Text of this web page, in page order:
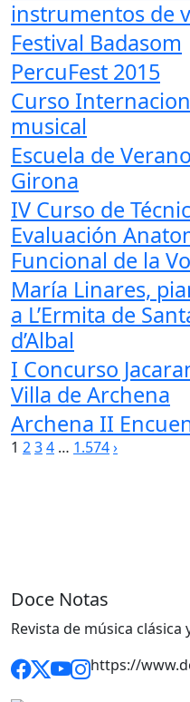
instrumentos de
Festival Badasom
PercuFest 2015
Curso
musical
Escuela de
Girona
IV Curso de
Evaluación
Funcional de la
María Linares,
a L’Ermita de
d’Albal
I Concurso
Villa de Archena
Archena II
Paginación
1 234 … 1.574›
Doce Notas
Revista de música clásica
https://